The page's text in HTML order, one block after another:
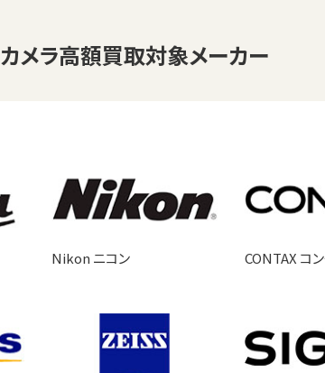
カメラ高額買取対象メーカー
Nikon ニコン CONTAX コ